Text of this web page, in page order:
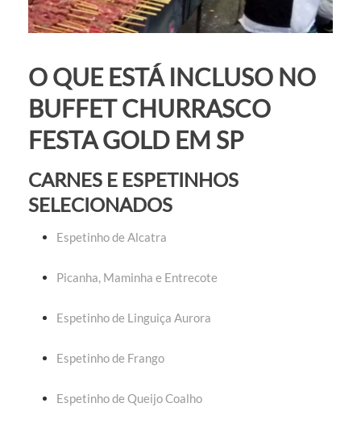
O QUE ESTÁ INCLUSO NO
BUFFET CHURRASCO
FESTA GOLD EM SP
CARNES E ESPETINHOS
SELECIONADOS
Espetinho de Alcatra
Picanha, Maminha e Entrecote
Espetinho de Linguiça Aurora
Espetinho de Frango
Espetinho de Queijo Coalho